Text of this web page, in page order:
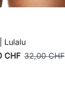
Lulalu
CHF 32,00 CHF